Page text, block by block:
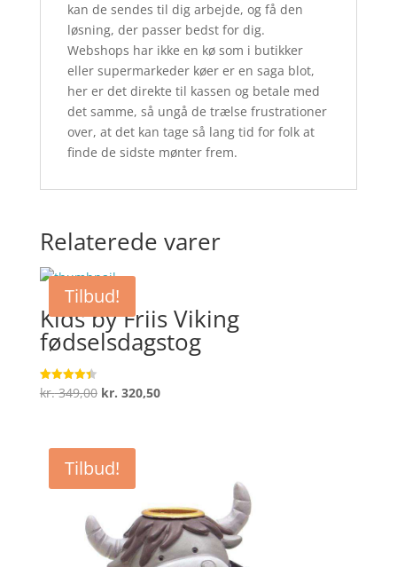
kan de sendes til dig arbejde, og få den
løsning, der passer bedst for dig.
Webshops har ikke en kø som i butikker
eller supermarkeder køer er en saga blot,
her er det direkte til kassen og betale med
det samme, så ungå de trælse frustrationer
over, at det kan tage så lang tid for folk at
finde de sidste mønter frem.
Relaterede varer
Tilbud!
Kids by Friis Viking
fødselsdagstog
Vurderet
4.4
kr.349,00 Den
var:
kr. 349,00.
kr. 320,50Den
Tilbud!